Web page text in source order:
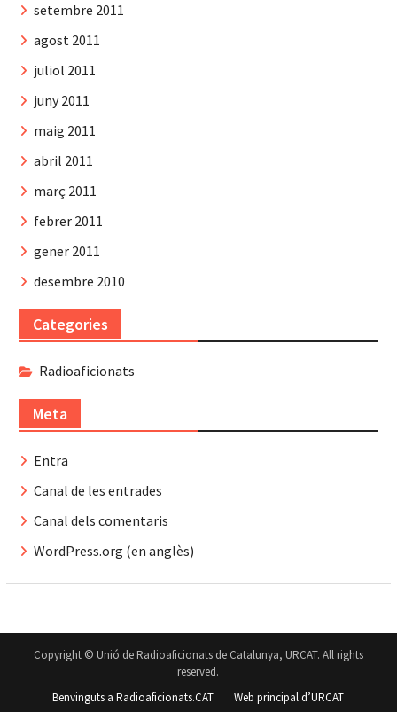
setembre 2011
agost 2011
juliol 2011
juny 2011
maig 2011
abril 2011
març 2011
febrer 2011
gener 2011
desembre 2010
Categories
Radioaficionats
Meta
Entra
Canal de les entrades
Canal dels comentaris
WordPress.org (en anglès)
Copyright © Unió de Radioaficionats de Catalunya, URCAT. All rights
reserved.
Benvinguts a Radioaficionats.CAT
Web principal d’URCAT